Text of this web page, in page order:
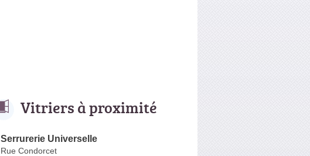
Vitriers à proximité
Serrurerie Universelle
Rue Condorcet